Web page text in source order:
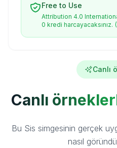
Free to Use
Attribution 4.0
0 kredi harcayacaksınız.
Canlı
Canlı
Bu Sis simgesinin gerçek
nasıl